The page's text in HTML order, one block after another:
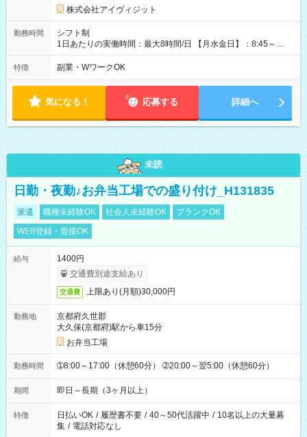
株式会社アイヴィジット
勤務時間
シフト制
1日あたりの実働時間：最大8時間/日 【月水金日】：8:45～
16:30 【火木】：8:45～19:00 週3日～OK、シフト制 ※扶養内
勤務OK ※月1回～2回程度、日曜日出勤をお願いします。 ※時間
ん。
特徴 副業・WワークOK
気になる！ 応募する 詳細へ
未読
日勤・夜勤♪お弁当工場での盛り付け_H131835
派遣 職種未経験OK 社会人未経験OK
ブランクOK
WEB登録・面接OK
給与
1400円
交通費別途支給あり
交通費 上限あり(月額)30,000円
勤務地
京都府久世郡
大久保(京都府)駅から車15分
お弁当工場
勤務時間 ➀8:00～17:00（休憩60分） ➁20:00～翌5:00（休憩60分）
期間 即日～長期（3ヶ月以上）
特徴 日払いOK / 履歴書不要 / 40～50代活躍中 / 10名以上の大量募
集 / 電話対応なし